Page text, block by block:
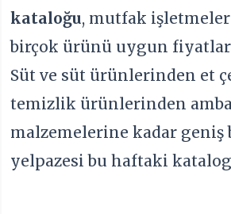
kataloğu, mutfak
birçok ürünü uygun
Süt ve süt ürünlerinden et
temizlik ürünlerinden
malzemelerine kadar geniş
yelpazesi bu haftaki